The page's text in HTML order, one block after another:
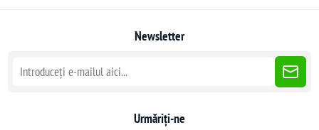
Newsletter
Urmăriți-ne